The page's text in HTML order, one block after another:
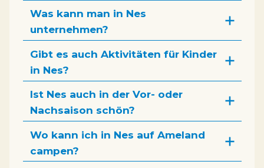
Was kann man in Nes
unternehmen?
Gibt es auch Aktivitäten für Kinder
in Nes?
Ist Nes auch in der Vor- oder
Nachsaison schön?
Wo kann ich in Nes auf Ameland
campen?